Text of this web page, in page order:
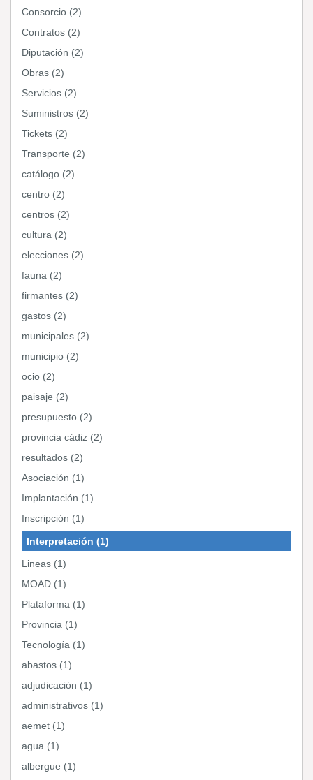
Consorcio (2)
Contratos (2)
Diputación (2)
Obras (2)
Servicios (2)
Suministros (2)
Tickets (2)
Transporte (2)
catálogo (2)
centro (2)
centros (2)
cultura (2)
elecciones (2)
fauna (2)
firmantes (2)
gastos (2)
municipales (2)
municipio (2)
ocio (2)
paisaje (2)
presupuesto (2)
provincia cádiz (2)
resultados (2)
Asociación (1)
Implantación (1)
Inscripción (1)
Interpretación (1)
Lineas (1)
MOAD (1)
Plataforma (1)
Provincia (1)
Tecnología (1)
abastos (1)
adjudicación (1)
administrativos (1)
aemet (1)
agua (1)
albergue (1)